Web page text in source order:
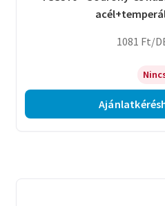
1081 Ft/